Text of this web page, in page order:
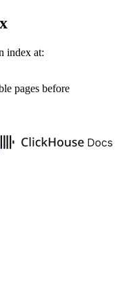
index at:
pages before